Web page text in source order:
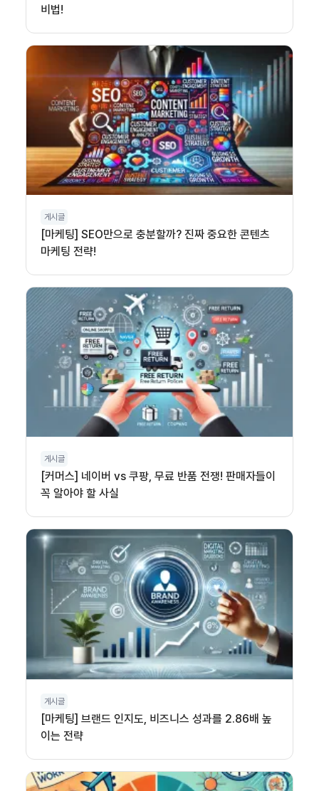
비법!
게시글
[마케팅] SEO만으로 충분할까? 진짜 중요한 콘텐츠
마케팅 전략!
게시글
[커머스] 네이버 vs 쿠팡, 무료 반품 전쟁! 판매자들이
꼭 알아야 할 사실
게시글
[마케팅] 브랜드 인지도, 비즈니스 성과를 2.86배 높
이는 전략